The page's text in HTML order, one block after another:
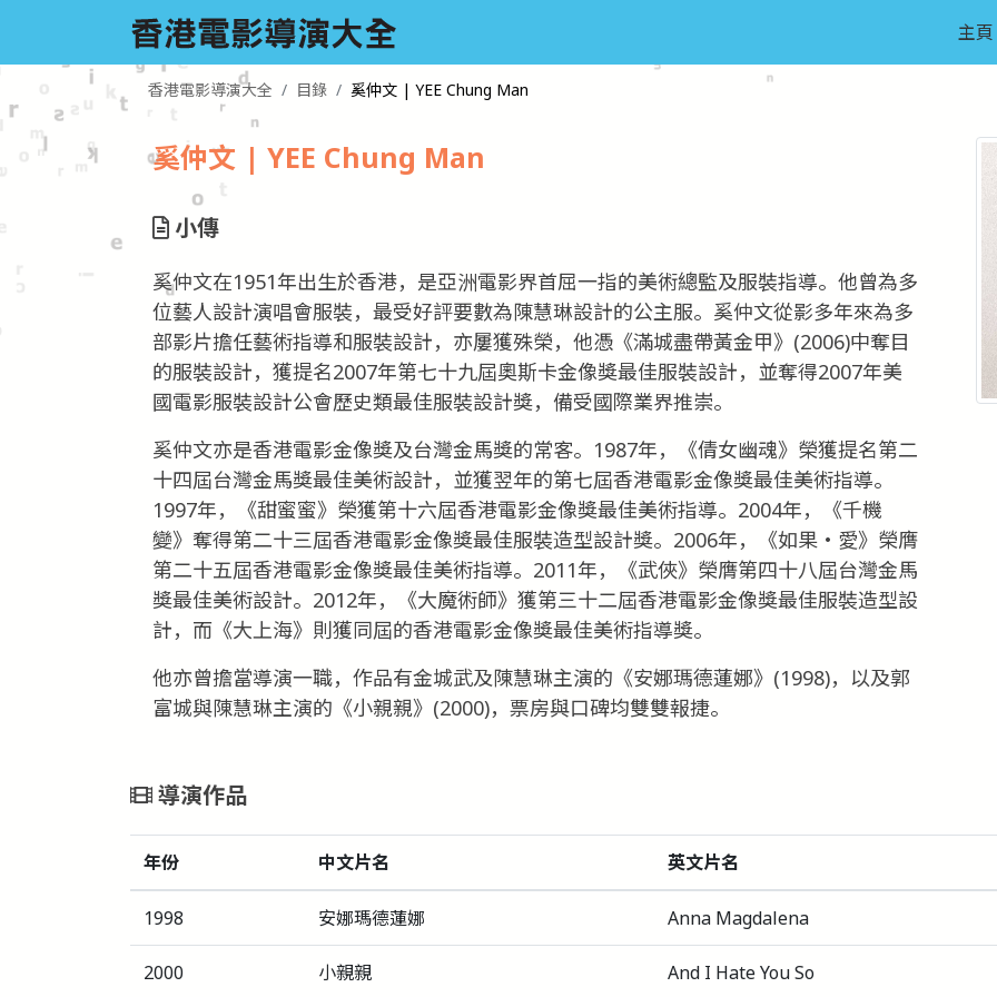
主頁
香港電影導演大全 目錄 奚仲文 | YEE Chung Man
奚仲文 | YEE Chung Man
小傳
奚仲文在1951年出生於香港，是亞洲電影界首屈一指的美術總監及服裝指導。他曾為多
位藝人設計演唱會服裝，最受好評要數為陳慧琳設計的公主服。奚仲文從影多年來為多
部影片擔任藝術指導和服裝設計，亦屢獲殊榮，他憑《滿城盡帶黃金甲》(2006)中奪目
的服裝設計，獲提名2007年第七十九屆奧斯卡金像獎最佳服裝設計，並奪得2007年美
國電影服裝設計公會歷史類最佳服裝設計獎，備受國際業界推崇。
奚仲文亦是香港電影金像獎及台灣金馬獎的常客。1987年，《倩女幽魂》榮獲提名第二
十四屆台灣金馬獎最佳美術設計，並獲翌年的第七屆香港電影金像獎最佳美術指導。
1997年，《甜蜜蜜》榮獲第十六屆香港電影金像獎最佳美術指導。2004年，《千機
變》奪得第二十三屆香港電影金像獎最佳服裝造型設計獎。2006年，《如果‧愛》榮膺
第二十五屆香港電影金像獎最佳美術指導。2011年，《武俠》榮膺第四十八屆台灣金馬
獎最佳美術設計。2012年，《大魔術師》獲第三十二屆香港電影金像獎最佳服裝造型設
計，而《大上海》則獲同屆的香港電影金像獎最佳美術指導獎。
他亦曾擔當導演一職，作品有金城武及陳慧琳主演的《安娜瑪德蓮娜》(1998)，以及郭
富城與陳慧琳主演的《小親親》(2000)，票房與口碑均雙雙報捷。
導演作品
年份 中文片名 英文片名
1998 安娜瑪德蓮娜 Anna Magdalena
2000 小親親 And I Hate You So